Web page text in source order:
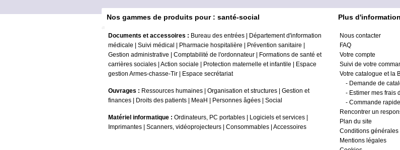
Nos gammes de produits pour : santé-social
Documents et accessoires : Bureau des entrées
Département d'information
médicale
Suivi médical Pharmacie hospitalière Prévention sanitaire
Gestion administrative
Comptabilité de l'ordonnateur
Formations de santé et
carrières sociales Action sociale Protection maternelle et infantile
Espace
gestion Armes-chasse-Tir
Espace secrétariat
Ouvrages : Ressources humaines Organisation et structures
Gestion et
finances
Droits des patients MeaH Personnes âgées Social
Matériel informatique : Ordinateurs, PC portables Logiciels et services
Imprimantes
Scanners, vidéoprojecteurs Consommables Accessoires
Plus
Nous contacter
FAQ
Votre compte
Suivi de votre
Votre catalogue et
- Demande de
- Estimer mes frais
- Commande rapide
Rencontrer un
Plan du site
Conditions générales
Mentions légales